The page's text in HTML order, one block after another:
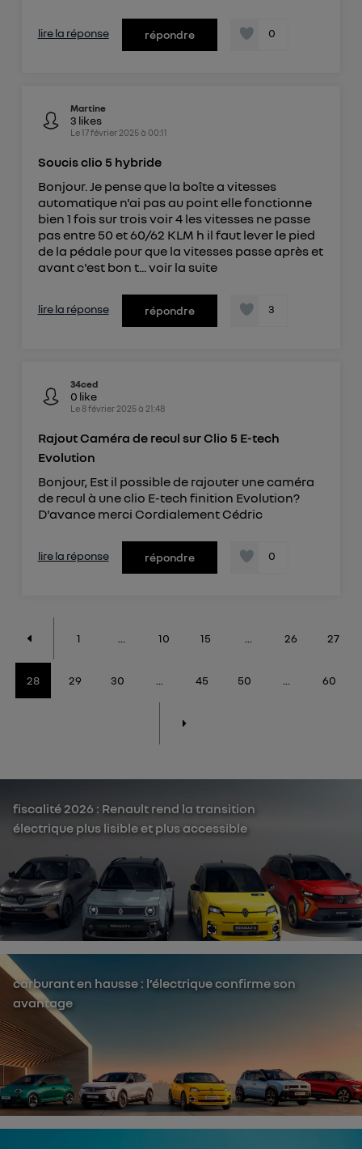
lire la réponse répondre 0
Martine
3 likes
Le17 février 2025à 00:11
Soucis clio 5 hybride
Bonjour. Je pense que la boîte a vitesses
automatique n'ai pas au point elle fonctionne
bien 1 fois sur trois voir 4 les vitesses ne passe
pas entre 50 et 60/62 KLM h il faut lever le pied
de la pédale pour que la vitesses passe après et
avant c'est bon t... voir la suite
lire la réponse répondre 3
34ced
0 like
Le 8 février 2025à 21:48
Rajout Caméra de recul sur Clio 5 E-tech
Evolution
Bonjour, Est il possible de rajouter une caméra
de recul à une clio E-tech finition Evolution?
D'avance merci Cordialement Cédric
lire la réponse répondre 0
1 10 15 26 27
28 29 30 ... 45 50 ... 60
fiscalité 2026 : Renault rend la transition
électrique plus lisible et plus accessible
carburant en hausse : l’électrique confirme son
avantage